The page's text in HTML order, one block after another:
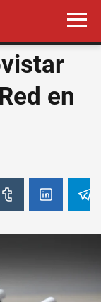
en